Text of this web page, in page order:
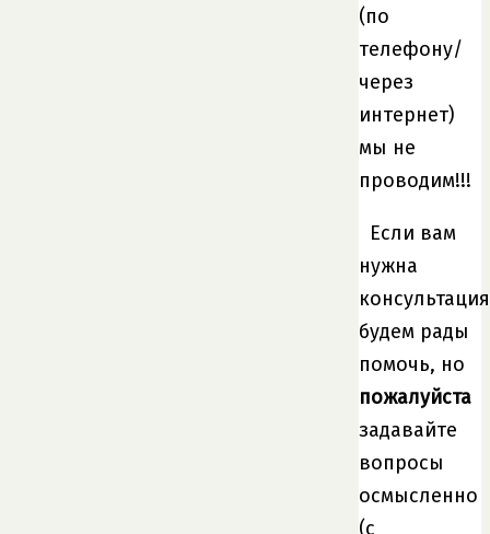
(по
телефону/
через
интернет)
мы не
проводим!!!
Если вам
нужна
будем рады
помочь, но
пожалуйста
задавайте
вопросы
осмысленно
(с